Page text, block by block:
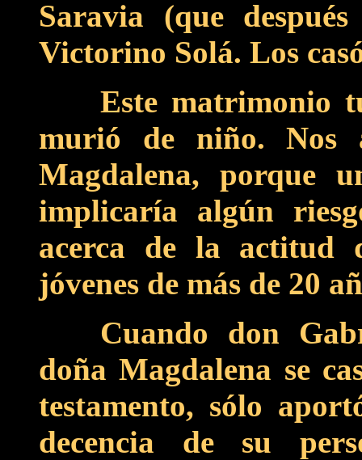
Saravia (que
Victorino Solá. Los
Este matrimonio
murió de niño. Nos
Magdalena, porque
implicaría algún
acerca de la actitud
jóvenes de más de 20
Cuando don
doña Magdalena se
testamento, sólo
decencia de su